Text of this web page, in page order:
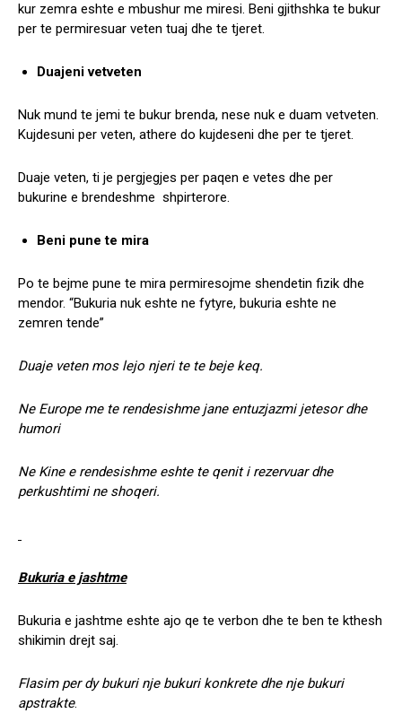
kur zemra eshte e mbushur me miresi. Beni gjithshka te bukur
per te permiresuar veten tuaj dhe te tjeret.
Duajeni vetveten
Nuk mund te jemi te bukur brenda, nese nuk e duam vetveten.
Kujdesuni per veten, athere do kujdeseni dhe per te tjeret.
Duaje veten, ti je pergjegjes per paqen e vetes dhe per
bukurine e brendeshme shpirterore.
Beni pune te mira
Po te bejme pune te mira permiresojme shendetin fizik dhe
mendor. “Bukuria nuk eshte ne fytyre, bukuria eshte ne
zemren tende”
Duaje veten mos lejo njeri te te beje keq.
Ne Europe me te rendesishme jane entuzjazmi jetesor dhe
humori
Ne Kine e rendesishme eshte te qenit i rezervuar dhe
perkushtimi ne shoqeri.
Bukuria e jashtme
Bukuria e jashtme eshte ajo qe te verbon dhe te ben te kthesh
shikimin drejt saj.
Flasim per dy bukuri nje bukuri konkrete dhe nje bukuri
apstrakte.